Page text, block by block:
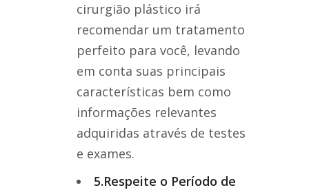
cirurgião plástico irá
recomendar um tratamento
perfeito para você, levando
em conta suas principais
características bem como
informações relevantes
adquiridas através de testes
e exames.
5.Respeite o Período de